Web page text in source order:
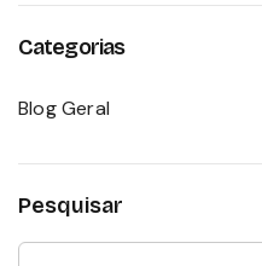
Categorias
Blog Geral
Pesquisar